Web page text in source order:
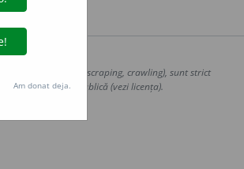
automată (web scraping, crawling), sunt strict
spre utilizare publică (vezi licența).
Am donat deja.